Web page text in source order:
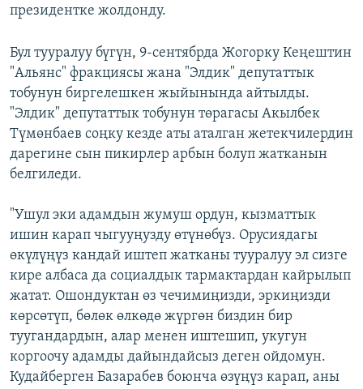
президентке жолдонду.
Бул тууралуу бүгүн, 9-сентябрда Жогорку Кеңештин
"Альянс" фракциясы жана "Элдик" депутаттык
тобунун биргелешкен жыйынында айтылды.
"Элдик" депутаттык тобунун төрагасы Акылбек
Түмөнбаев соңку кезде аты аталган жетекчилердин
дарегине сын пикирлер арбын болуп жатканын
белгиледи.
"Ушул эки адамдын жумуш ордун, кызматтык
ишин карап чыгууңузду өтүнөбүз. Орусиядагы
өкүлүңүз кандай иштеп жатканы тууралуу эл сизге
кире албаса да социалдык тармактардан кайрылып
жатат. Ошондуктан өз чечимиңизди, эркиңизди
көрсөтүп, бөлөк өлкөдө жүргөн биздин бир
туугандардын, алар менен иштешип, укугун
коргоочу адамды дайындайсыз деген ойдомун.
Кудайберген Базарабев боюнча өзүңүз карап, аны